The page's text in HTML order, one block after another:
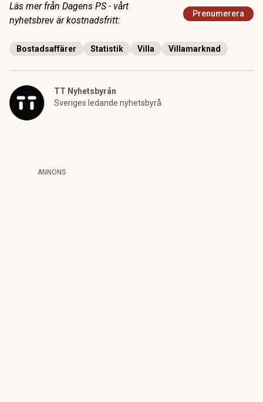
Läs mer från Dagens PS - vårt
nyhetsbrev är kostnadsfritt:
Prenumerera
Bostadsaffärer Statistik Villa Villamarknad
TT Nyhetsbyrån
Sveriges ledande nyhetsbyrå
ANNONS